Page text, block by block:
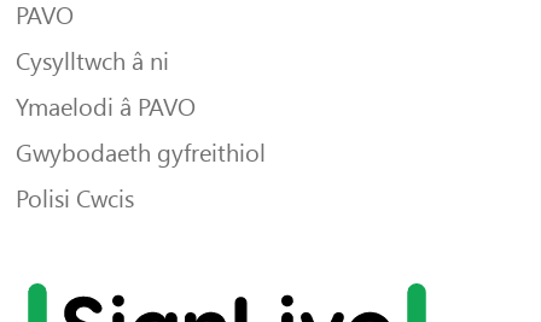
PAVO
Cysylltwch â ni
Ymaelodi â PAVO
Gwybodaeth gyfreithiol
Polisi Cwcis